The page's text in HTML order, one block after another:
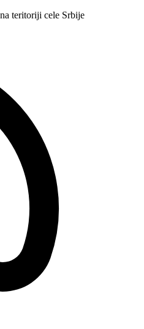
teritoriji cele Srbije